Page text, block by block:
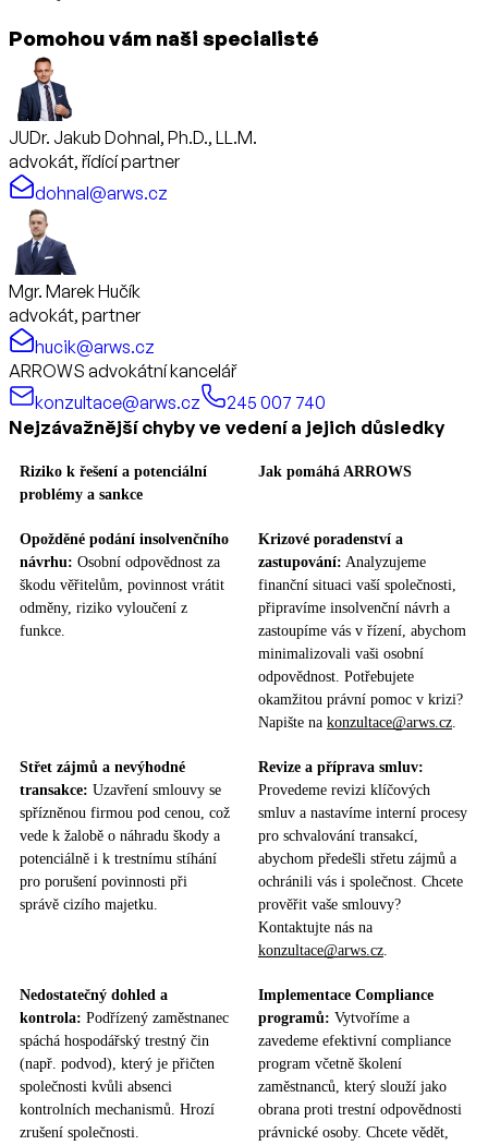
Pomohou vám naši specialisté
JUDr. Jakub Dohnal, Ph.D., LL.M.
advokát, řídící partner
dohnal@arws.cz
Mgr. Marek Hučík
advokát, partner
hucik@arws.cz
ARROWS advokátní kancelář
konzultace@arws.cz
245 007 740
Nejzávažnější chyby ve vedení a jejich důsledky
Riziko k řešení a potenciální
problémy a sankce
Jak pomáhá ARROWS
Opožděné podání insolvenčního
návrhu: Osobní odpovědnost za
škodu věřitelům, povinnost vrátit
odměny, riziko vyloučení z
funkce.
Krizové poradenství a
zastupování: Analyzujeme
finanční situaci vaší společnosti,
připravíme insolvenční návrh a
zastoupíme vás v řízení, abychom
minimalizovali vaši osobní
odpovědnost. Potřebujete
okamžitou právní pomoc v krizi?
Napište na konzultace@arws.cz
Střet zájmů a nevýhodné
transakce: Uzavření smlouvy se
spřízněnou firmou pod cenou, což
vede k žalobě o náhradu škody a
potenciálně i k trestnímu stíhání
pro porušení povinnosti při
správě cizího majetku.
Revize a příprava smluv:
Provedeme revizi klíčových
smluv a nastavíme interní procesy
pro schvalování transakcí,
abychom předešli střetu zájmů a
ochránili vás i společnost. Chcete
prověřit vaše smlouvy?
Kontaktujte nás na
konzultace@arws.cz
Nedostatečný dohled a
kontrola: Podřízený zaměstnanec
spáchá hospodářský trestný čin
(např. podvod), který je přičten
společnosti kvůli absenci
kontrolních mechanismů. Hrozí
zrušení společnosti.
Implementace Compliance
programů: Vytvoříme a
zavedeme efektivní compliance
program včetně školení
zaměstnanců, který slouží jako
obrana proti trestní odpovědnosti
právnické osoby. Chcete vědět,